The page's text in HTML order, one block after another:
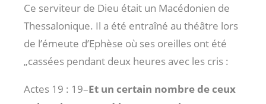
Ce serviteur de Dieu était un Macédonien de
Thessalonique. Il a été entraîné au théâtre lors
de l’émeute d’Ephèse où ses oreilles ont été
„cassées pendant deux heures avec les cris :
Actes 19 : 19–Et un certain nombre de ceux